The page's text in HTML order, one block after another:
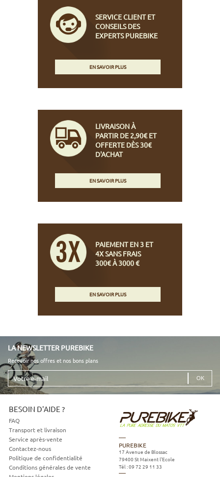
SERVICE CLIENT ET
CONSEILS DES
EXPERTS PUREBIKE
EN SAVOIR PLUS
LIVRAISON À
PARTIR DE 2,90€ ET
OFFERTE DÈS 30€
D'ACHAT
EN SAVOIR PLUS
PAIEMENT EN 3 ET
4X SANS FRAIS
300€ À 3000 €
EN SAVOIR PLUS
LA NEWSLETTER PUREBIKE
Recevoir nos offres et nos bons plans
Votre
e-
mail
BESOIN D'AIDE ?
FAQ
Transport et livraison
Service après-vente
Contactez-nous
Politique de confidentialité
Conditions générales de vente
PUREBIKE
17 Avenue de Blossac
79400 St Maixent l'Ecole
Tél :09 72 29 11 33